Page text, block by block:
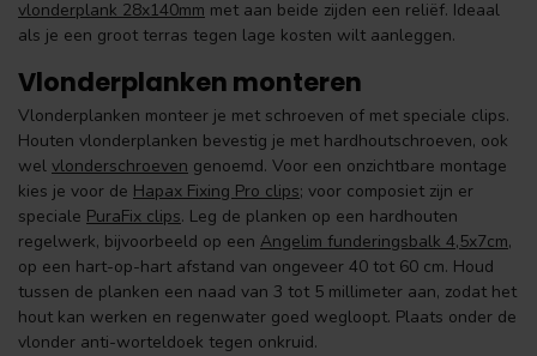
vlonderplank 28x140mm met aan beide zijden een reliëf. Ideaal
als je een groot terras tegen lage kosten wilt aanleggen.
Vlonderplanken monteren
Vlonderplanken monteer je met schroeven of met speciale clips.
Houten vlonderplanken bevestig je met hardhoutschroeven, ook
wel vlonderschroeven genoemd. Voor een onzichtbare montage
kies je voor de Hapax Fixing Pro clips; voor composiet zijn er
speciale PuraFix clips. Leg de planken op een hardhouten
regelwerk, bijvoorbeeld op een Angelim funderingsbalk 4,5x7cm,
op een hart-op-hart afstand van ongeveer 40 tot 60 cm. Houd
tussen de planken een naad van 3 tot 5 millimeter aan, zodat het
hout kan werken en regenwater goed wegloopt. Plaats onder de
vlonder anti-worteldoek tegen onkruid.